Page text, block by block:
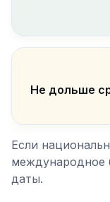
Не дольше
Если
международное
даты.